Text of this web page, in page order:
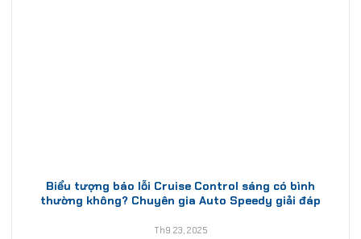
Biểu tượng báo lỗi Cruise Control sáng có bình
thường không? Chuyên gia Auto Speedy giải đáp
Th9 23, 2025